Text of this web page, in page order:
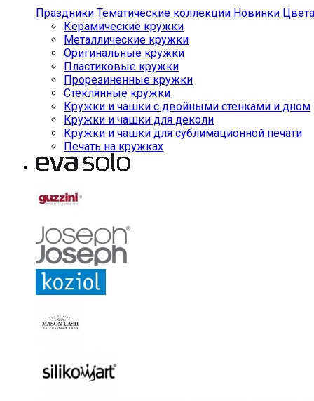
Праздники Тематические коллекции Новинки Цвета
Керамические кружки
Металлические кружки
Оригинальные кружки
Пластиковые кружки
Прорезиненные кружки
Стеклянные кружки
Кружки и чашки с двойными стенками и дном
Кружки и чашки для деколи
Кружки и чашки для сублимационной печати
Печать на кружках